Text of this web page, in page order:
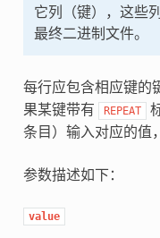
它列（键），这些
最终二进制文件。
每行应包含相应键的
果某键带有
REPEAT
条目）输入对应的值
参数描述如下：
value